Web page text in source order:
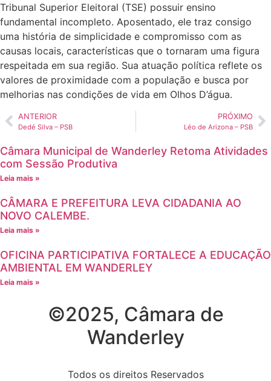
Tribunal Superior Eleitoral (TSE) possuir ensino
fundamental incompleto. Aposentado, ele traz consigo
uma história de simplicidade e compromisso com as
causas locais, características que o tornaram uma figura
respeitada em sua região. Sua atuação política reflete os
valores de proximidade com a população e busca por
melhorias nas condições de vida em Olhos D’água.
ANTERIOR
Dedé Silva – PSB
PRÓXIMO
Léo de Arizona – PSB
Câmara Municipal de Wanderley Retoma Atividades
com Sessão Produtiva
Leia mais »
CÂMARA E PREFEITURA LEVA CIDADANIA AO
NOVO CALEMBE.
Leia mais »
OFICINA PARTICIPATIVA FORTALECE A EDUCAÇÃO
AMBIENTAL EM WANDERLEY
Leia mais »
©2025, Câmara de
Wanderley
Todos os direitos Reservados